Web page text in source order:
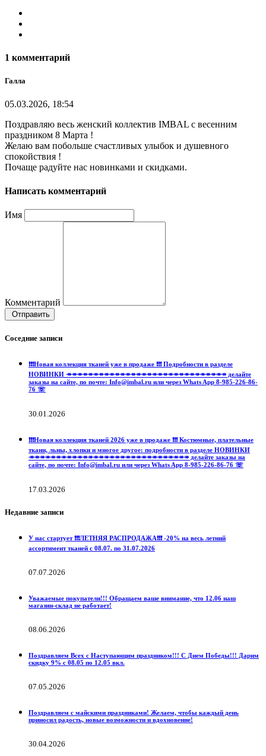
1 комментарий
Галла
05.03.2026, 18:54
Поздравляю весь женский коллектив IMBAL с весенним
праздником 8 Марта !
Желаю вам побольше счастливых улыбок и душевного
спокойствия !
Почаще радуйте нас новинками и скидками.
Написать комментарий
Имя
Комментарий
Отправить
Соседние записи
❗️❗️❗️Новая коллекция тканей уже в продаже ❗️❗️❗️ Подробности в разделе
НОВИНКИ ↠↠↠↠↠↠↠↠↠↠↠↠↠↠↠↠↠↠↠↠↠↠↠↠↠↠↠↠↠↠ делайте
заказы на сайте, по почте: Info@imbal.ru или через Whats App 8-985-226-86-
76 ☏
30.01.2026
❗️❗️❗️Новая коллекция тканей 2026 уже в продаже ❗️❗️❗️ Костюмные, плательные
ткани, льны, хлопки и многое другое: подробности в разделе НОВИНКИ
↠↠↠↠↠↠↠↠↠↠↠↠↠↠↠↠↠↠↠↠↠↠↠↠↠↠↠↠↠↠ делайте заказы на
сайте, по почте: Info@imbal.ru или через Whats App 8-985-226-86-76 ☏
17.03.2026
Недавние записи
У нас стартует ❗️❗️❗️ЛЕТНЯЯ РАСПРОДАЖА❗️❗️❗️ -20% на весь летний
ассортимент тканей с 08.07. по 31.07.2026
07.07.2026
Уважаемые покупатели!!! Обращаем ваше внимание, что 12.06 наш
магазин-склад не работает!
08.06.2026
Поздравляем Всех с Наступающим праздником!!! С Днем Победы!!! Дарим
скидку 9% с 08.05 по 12.05 вкл.
07.05.2026
Поздравляем с майскими праздниками! Желаем, чтобы каждый день
приносил радость, новые возможности и вдохновение!
30.04.2026